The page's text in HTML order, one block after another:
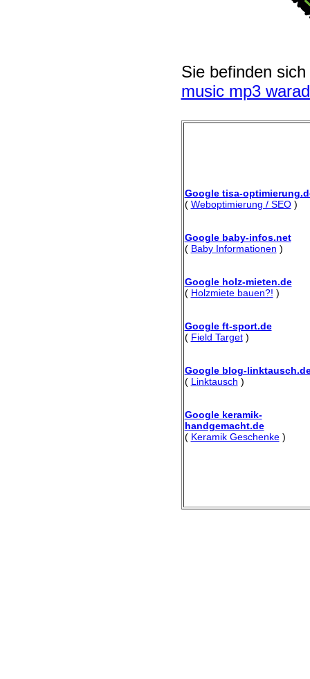
Sie befinden
music mp3
Google tisa-
( Weboptimierung / SEO)
Google baby-infos.net
( Baby Informationen )
Google holz-mieten.de
( Holzmiete bauen?! )
Google ft-sport.de
( Field Target)
Google blog-
( Linktausch )
Google keramik-
handgemacht.de
( Keramik Geschenke)